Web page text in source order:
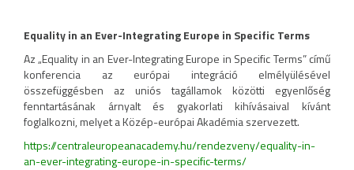
Equality in an Ever-Integrating Europe in Specific Terms
Az „Equality in an Ever-Integrating Europe in Specific Terms” című
konferencia az európai integráció elmélyülésével
összefüggésben az uniós tagállamok közötti egyenlőség
fenntartásának árnyalt és gyakorlati kihívásaival kívánt
foglalkozni, melyet a Közép-európai Akadémia szervezett.
https://centraleuropeanacademy.hu/rendezveny/equality-in-
an-ever-integrating-europe-in-specific-terms/